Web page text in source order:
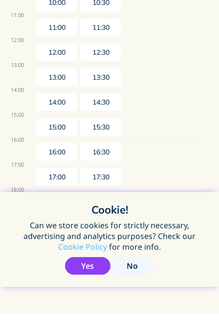
10:00 10:30
11:00
11:00 11:30
12:00
12:00 12:30
13:00
13:00 13:30
14:00
14:00 14:30
15:00
15:00 15:30
16:00
16:00 16:30
17:00
17:00 17:30
18:00
19:00 19:30
Cookie!
Can we store cookies for strictly necessary,
advertising and analytics purposes? Check our
Cookie Policyfor more info.
Yes
No